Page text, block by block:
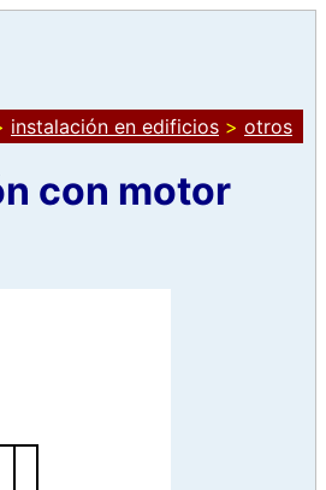
instalación en edificios > otros
con motor